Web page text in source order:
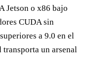
Jetson o x86 bajo
CUDA sin
a 9.0 en el
un arsenal